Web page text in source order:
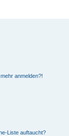
anmelden?!
Liste auftaucht?